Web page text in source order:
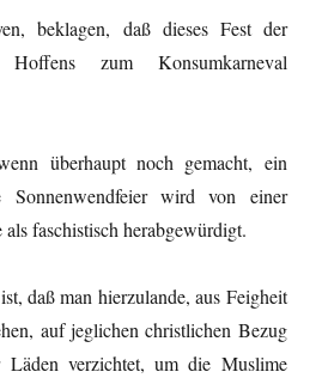
beklagen, daß dieses Fest der
zum Konsumkarneval
überhaupt noch gemacht, ein
Sonnenwendfeier wird von einer
faschistisch herabgewürdigt.
daß man hierzulande, aus Feigheit
auf jeglichen christlichen Bezug
verzichtet, um die Muslime